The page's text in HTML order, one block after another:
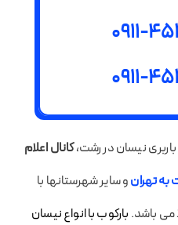
0911-
0911-
نیسان در رشت،کانال اعلام
به تهرانو سایر شهرستانها با
می باشد. بارکوب با انواع نیسان